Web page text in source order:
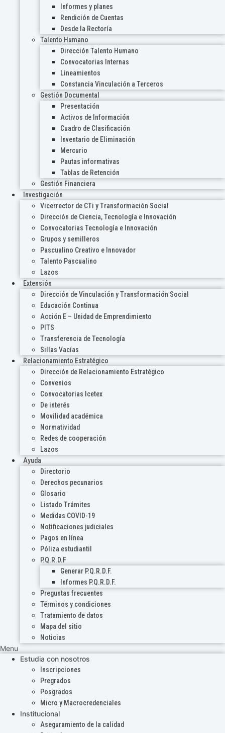
Informes y planes
Rendición de Cuentas
Desde la Rectoría
Talento Humano
Dirección Talento Humano
Convocatorias Internas
Lineamientos
Constancia Vinculación a Terceros
Gestión Documental
Presentación
Activos de Información
Cuadro de Clasificación
Inventario de Eliminación
Mercurio
Pautas informativas
Tablas de Retención
Gestión Financiera
Investigación
Vicerrector de CTi y Transformación Social
Dirección de Ciencia, Tecnología e Innovación
Convocatorias Tecnología e Innovación
Grupos y semilleros
Pascualino Creativo e Innovador
Talento Pascualino
Lazos
Extensión
Dirección de Vinculación y Transformación Social
Educación Continua
Acción E – Unidad de Emprendimiento
PITS
Transferencia de Tecnología
Sillas Vacías
Relacionamiento Estratégico
Dirección de Relacionamiento Estratégico
Convenios
Convocatorias Icetex
De interés
Movilidad académica
Normatividad
Redes de cooperación
Lazos
Ayuda
Directorio
Derechos pecunarios
Glosario
Listado Trámites
Medidas COVID-19
Notificaciones judiciales
Pagos en línea
Póliza estudiantil
P.Q.R.D.F
Generar P.Q.R.D.F.
Informes P.Q.R.D.F.
Preguntas frecuentes
Términos y condiciones
Tratamiento de datos
Mapa del sitio
Noticias
Menu
Estudia con nosotros
Inscripciones
Pregrados
Posgrados
Micro y Macrocredenciales
Institucional
Aseguramiento de la calidad